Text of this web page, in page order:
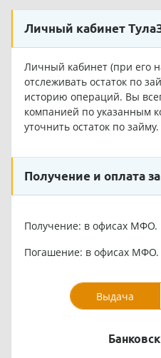
Личный кабинет
Личный кабинет (при его
отслеживать остаток по
историю операций. Вы
компанией по указанным
уточнить остаток по займу.
Получение и оплата
Получение: в офисах МФО.
Погашение: в офисах МФО.
Выдача